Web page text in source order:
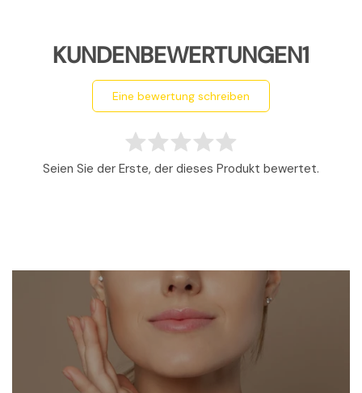
KUNDENBEWERTUNGEN1
eine bewertung schreiben
Seien Sie der Erste, der dieses Produkt bewertet.